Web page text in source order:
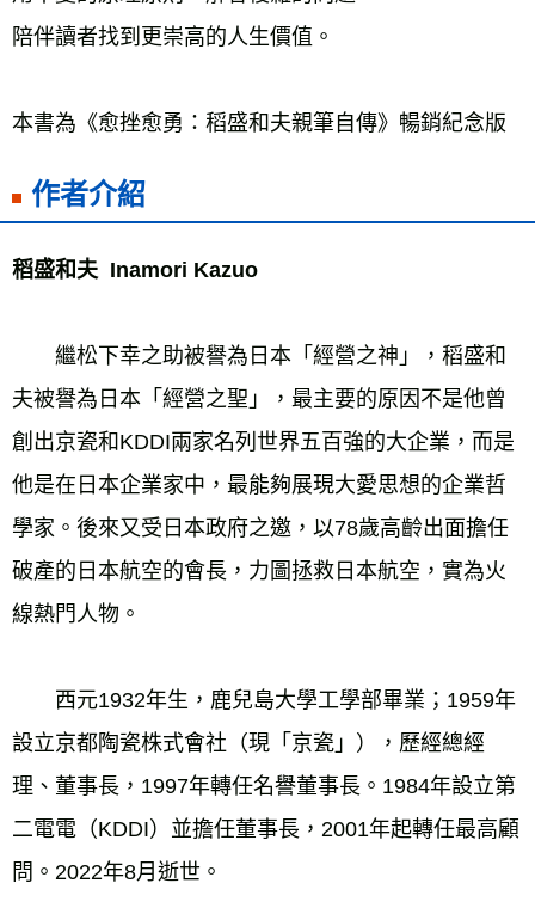
陪伴讀者找到更崇高的人生價值。
本書為《愈挫愈勇：稻盛和夫親筆自傳》暢銷紀念版
作者介紹
稻盛和夫  Inamori Kazuo
繼松下幸之助被譽為日本「經營之神」，稻盛和
夫被譽為日本「經營之聖」，最主要的原因不是他曾
創出京瓷和KDDI兩家名列世界五百強的大企業，而是
他是在日本企業家中，最能夠展現大愛思想的企業哲
學家。後來又受日本政府之邀，以78歲高齡出面擔任
破產的日本航空的會長，力圖拯救日本航空，實為火
線熱門人物。
西元1932年生，鹿兒島大學工學部畢業；1959年
設立京都陶瓷株式會社（現「京瓷」），歷經總經
理、董事長，1997年轉任名譽董事長。1984年設立第
二電電（KDDI）並擔任董事長，2001年起轉任最高顧
問。2022年8月逝世。